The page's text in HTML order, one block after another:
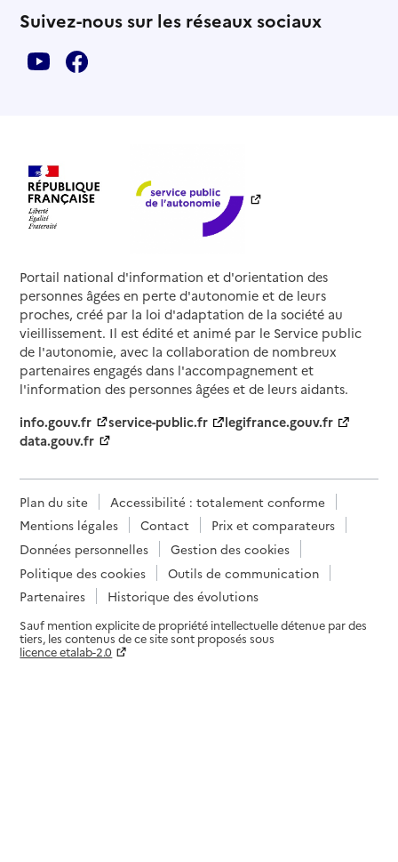
Suivez-nous sur les réseaux sociaux
Portail national d'information et d'orientation des
personnes âgées en perte d'autonomie et de leurs
proches, créé par la loi d'adaptation de la société au
vieillissement. Il est édité et animé par le Service public
de l'autonomie, avec la collaboration de nombreux
partenaires engagés dans l'accompagnement et
l'information des personnes âgées et de leurs aidants.
info.gouv.fr
service-public.fr
legifrance.gouv.fr
data.gouv.fr
Plan du site
Accessibilité : totalement conforme
Mentions légales
Contact
Prix et comparateurs
Données personnelles
Gestion des cookies
Politique des cookies
Outils de communication
Partenaires
Historique des évolutions
Sauf mention explicite de propriété intellectuelle détenue par des
tiers, les contenus de ce site sont proposés sous
licence etalab-2.0